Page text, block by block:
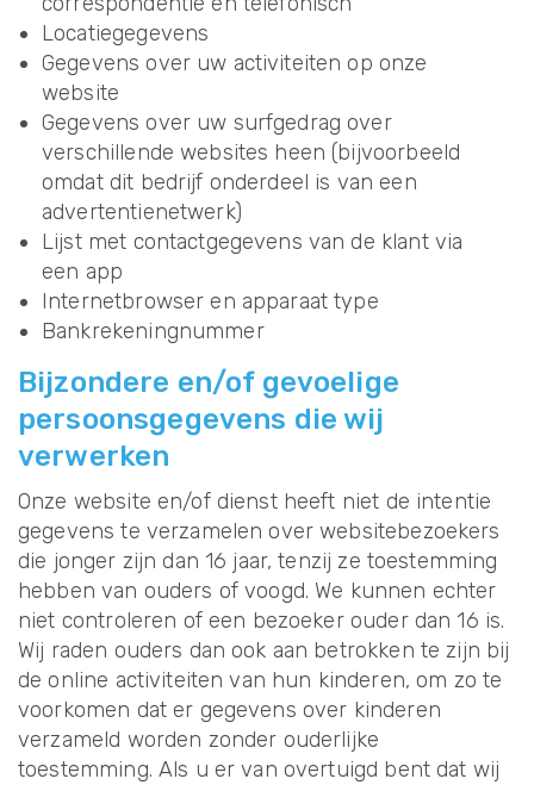
Locatiegegevens
Gegevens over uw activiteiten op onze
website
Gegevens over uw surfgedrag over
verschillende websites heen (bijvoorbeeld
omdat dit bedrijf onderdeel is van een
advertentienetwerk)
Lijst met contactgegevens van de klant via
een app
Internetbrowser en apparaat type
Bankrekeningnummer
Bijzondere en/of gevoelige
persoonsgegevens die wij
verwerken
Onze website en/of dienst heeft niet de intentie
gegevens te verzamelen over websitebezoekers
die jonger zijn dan 16 jaar, tenzij ze toestemming
hebben van ouders of voogd. We kunnen echter
niet controleren of een bezoeker ouder dan 16 is.
Wij raden ouders dan ook aan betrokken te zijn bij
de online activiteiten van hun kinderen, om zo te
voorkomen dat er gegevens over kinderen
verzameld worden zonder ouderlijke
toestemming. Als u er van overtuigd bent dat wij